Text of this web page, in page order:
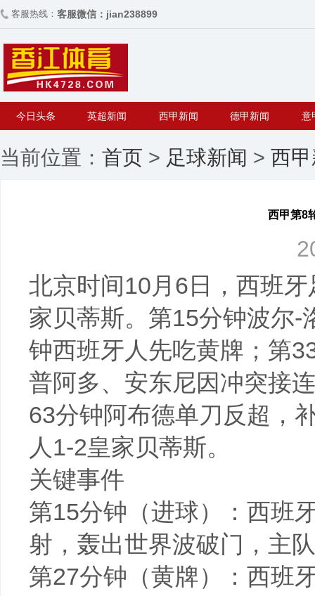
客服热线： 客服微信：jian238899
今日头条 英超新闻 西甲新闻 德甲新闻 意
当前位置： 首页 > 足球新闻 > 西
西甲第8
北京时间10月6日，西班
家贝蒂斯。第15分钟波尔-
钟西班牙人先吃黄牌；第
普阿多、安东尼因冲突接
63分钟阿布德单刀反超，
人1-2皇家贝蒂斯。
关键事件
第15分钟（进球）：西班
射，轰出世界波破门，主
第27分钟（黄牌）：西班